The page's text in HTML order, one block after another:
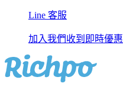
Line 客服
加入我們收到即時優惠